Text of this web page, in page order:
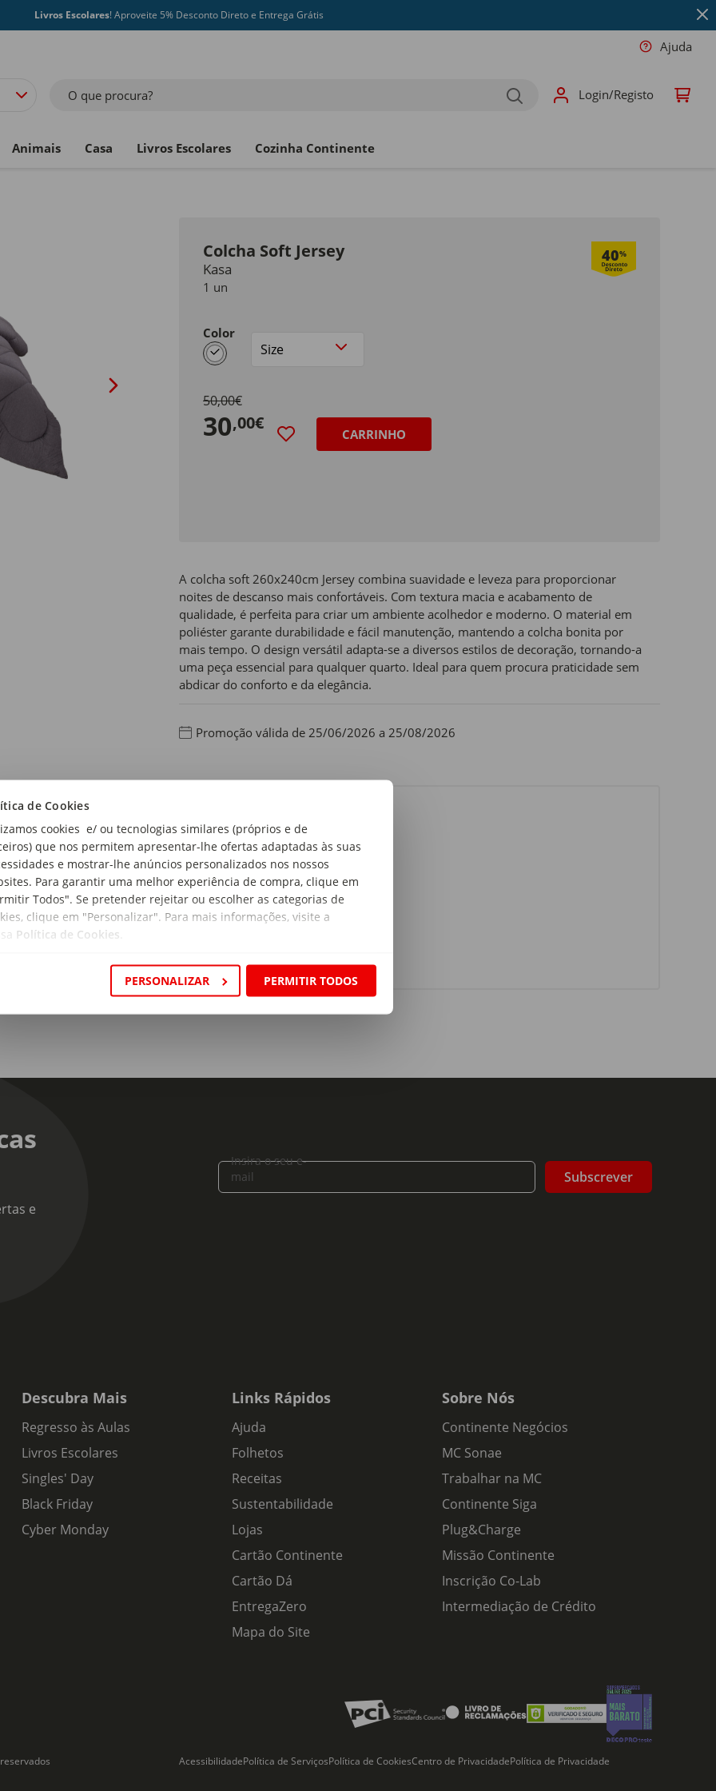
de Cookies
cookies e/ ou tecnologias similares (próprios e de
que nos permitem apresentar-lhe ofertas adaptadas às suas
e mostrar-lhe anúncios personalizados nos nossos
Para garantir uma melhor experiência de compra, clique em
Todos". Se pretender rejeitar ou escolher as categorias de
clique em "Personalizar". Para mais informações, visite a
Política de Cookies
PERSONALIZAR PERMITIR TODOS
Livros Escolares! Aproveite 5% Desconto Direto e Entrega Grátis
Ajuda
O que procura? Login/Registo
Animais Casa Livros Escolares Cozinha Continente
Colcha Soft Jersey 40%
Kasa
1 un
Color
selected
Size
50,00€
30,00€
CARRINHO
A colcha soft 260x240cm Jersey combina suavidade e leveza para proporcionar
noites de descanso mais confortáveis. Com textura macia e acabamento de
qualidade, é perfeita para criar um ambiente acolhedor e moderno. O material em
poliéster garante durabilidade e fácil manutenção, mantendo a colcha bonita por
mais tempo. O design versátil adapta-se a diversos estilos de decoração, tornando-a
uma peça essencial para qualquer quarto. Ideal para quem procura praticidade sem
abdicar do conforto e da elegância.
Promoção válida de 25/06/2026 a 25/08/2026
Poliéster
m2
e
Insira o seu e-
mail
Subscrever
Descubra Mais
Regresso às Aulas
Livros Escolares
Singles' Day
Black Friday
Cyber Monday
Links Rápidos
Ajuda
Folhetos
Receitas
Sustentabilidade
Lojas
Cartão Continente
Cartão Dá
EntregaZero
Mapa do Site
Sobre Nós
Continente Negócios
MC Sonae
Trabalhar na MC
Continente Siga
Plug&Charge
Missão Continente
Inscrição Co-Lab
Intermediação de Crédito
AcessibilidadePolítica de ServiçosPolítica de CookiesCentro de PrivacidadePolítica de Privacidade